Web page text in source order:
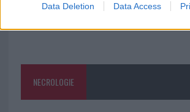
Data Deletion Data Access
NECROLOGIE